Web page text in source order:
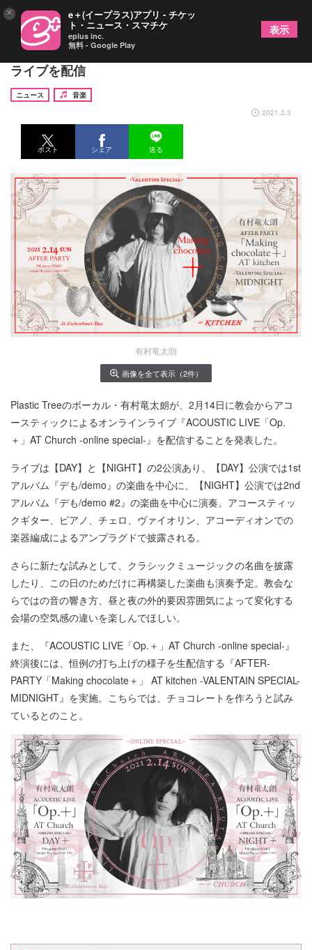
有村竜太朗、2月14日に教会からアコースティック
ライブを配信
ニュース
音楽
2021.2.3
ポスト シェア 送る
有村竜太朗
画像を全て表示（2件）
Plastic Treeのボーカル・有村竜太朗が、2月14日に教会からアコ
ースティックによるオンラインライブ『ACOUSTIC LIVE「Op.
＋」AT Church -online special-』を配信することを発表した。
ライブは【DAY】と【NIGHT】の2公演あり、【DAY】公演では1st
アルバム『デも/demo』の楽曲を中心に、【NIGHT】公演では2nd
アルバム『デも/demo #2』の楽曲を中心に演奏。アコースティッ
クギター、ピアノ、チェロ、ヴァイオリン、アコーディオンでの
楽器編成によるアンプラグドで披露される。
さらに新たな試みとして、クラシックミュージックの名曲を披露
したり、この日のためだけに再構築した楽曲も演奏予定。教会な
らではの音の響き方、昼と夜の外的要因雰囲気によって変化する
会場の空気感の違いを楽しんでほしい。
また、『ACOUSTIC LIVE「Op.＋」AT Church -online special-』
終演後には、恒例の打ち上げの様子を生配信する『AFTER-
PARTY「Making chocolate＋」 AT kitchen -VALENTAIN SPECIAL-
MIDNIGHT』を実施。こちらでは、チョコレートを作ろうと試み
ているとのこと。
× e＋(イープラス)アプリ - チケッ
ト・ニュース・スマチケ
eplus inc.
無料 - Google Play
表示